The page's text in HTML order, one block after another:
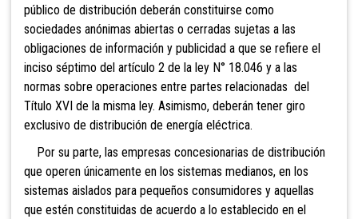
público de distribución deberán constituirse como
sociedades anónimas abiertas o cerradas sujetas a las
obligaciones de información y publicidad a que se refiere el
inciso séptimo del artículo 2 de la ley N° 18.046 y a las
normas sobre operaciones entre partes relacionadas del
Título XVI de la misma ley. Asimismo, deberán tener giro
exclusivo de distribución de energía eléctrica.
Por su parte, las empresas concesionarias de distribución
que operen únicamente en los sistemas medianos, en los
sistemas aislados para pequeños consumidores y aquellas
que estén constituidas de acuerdo a lo establecido en el